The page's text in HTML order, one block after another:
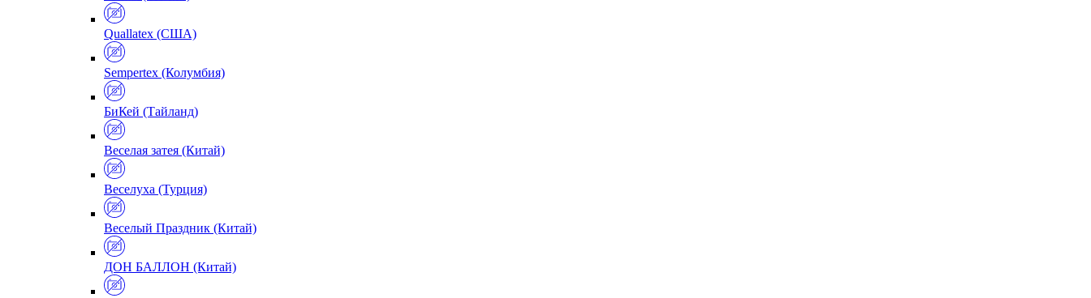
Quallatex (США)
Sempertex (Колумбия)
БиКей (Тайланд)
Веселая затея (Китай)
Веселуха (Турция)
Веселый Праздник (Китай)
ДОН БАЛЛОН (Китай)